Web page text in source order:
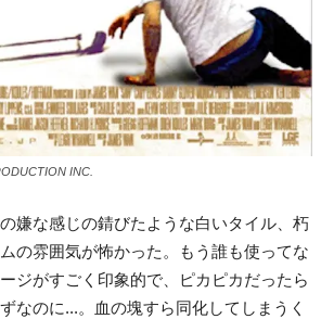
INC.
嫌な感じの錆びたような白いタイル、朽
の雰囲気が怖かった。もう誰も使ってな
ジがすごく印象的で、ピカピカだったら
なのに...。血の塊すら同化してしまうく